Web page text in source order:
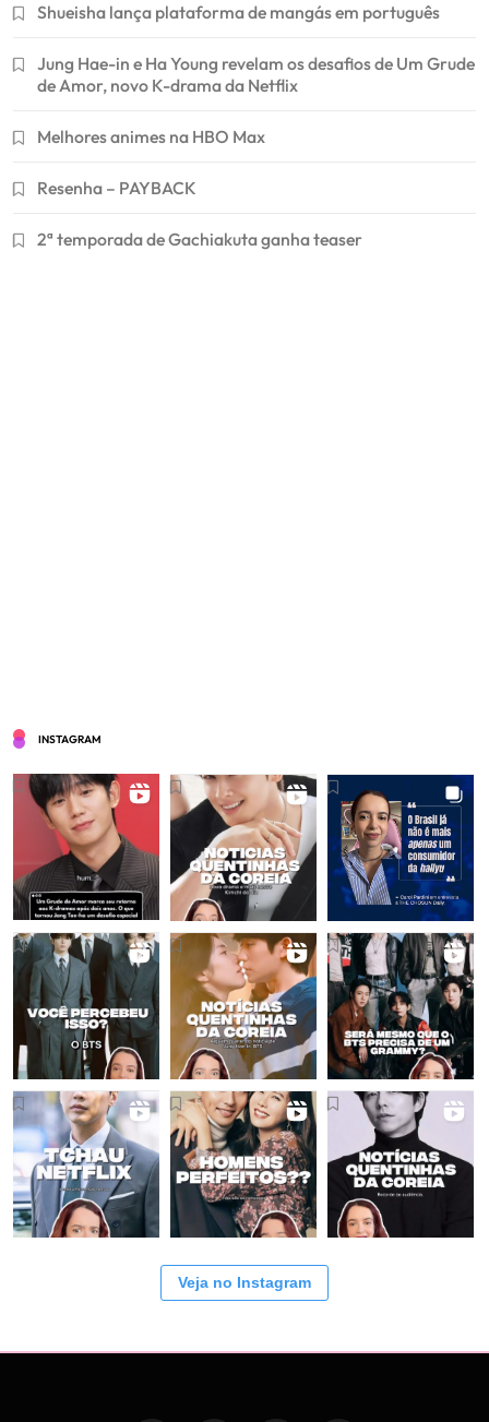
Shueisha lança plataforma de mangás em português
Jung Hae-in e Ha Young revelam os desafios de Um Grude
de Amor, novo K-drama da Netflix
Melhores animes na HBO Max
Resenha – PAYBACK
2ª temporada de Gachiakuta ganha teaser
INSTAGRAM
Veja no Instagram